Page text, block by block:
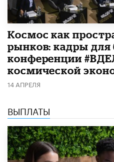
Космос как
рынков: кадры для
конференции
космической
14 АПРЕЛЯ
ВЫПЛАТЫ